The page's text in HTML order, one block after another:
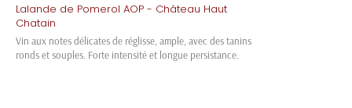
Lalande de Pomerol AOP - Château Haut
Chatain
Vin aux notes délicates de réglisse, ample, avec des tanins
ronds et souples. Forte intensité et longue persistance.